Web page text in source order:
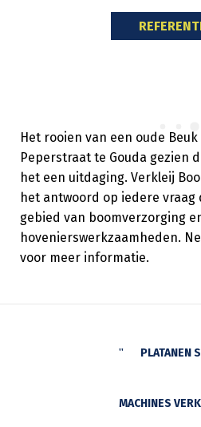
Het rooien van een oude
Peperstraat te Gouda gezien
het een uitdaging. Verkleij
het antwoord op iedere vraag
gebied van boomverzorging
hovenierswerkzaamheden.
voor meer informatie.
PLATANEN
MACHINES